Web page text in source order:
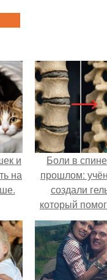
и
на
Боли в
прошлом:
создали
который
диски.